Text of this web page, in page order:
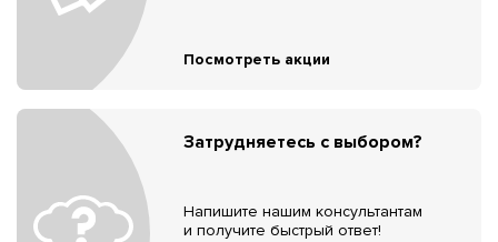
Посмотреть акции
Затрудняетесь с выбором?
Напишите нашим консультантам
и получите быстрый ответ!